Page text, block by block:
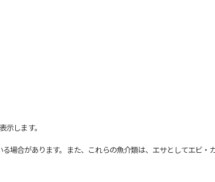
します。
合があります。また、これらの魚介類は、エサとしてエビ・